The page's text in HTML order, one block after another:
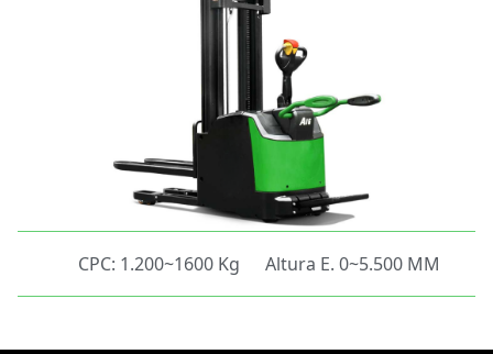
CPC: 1.200~1600 Kg Altura E. 0~5.500 MM